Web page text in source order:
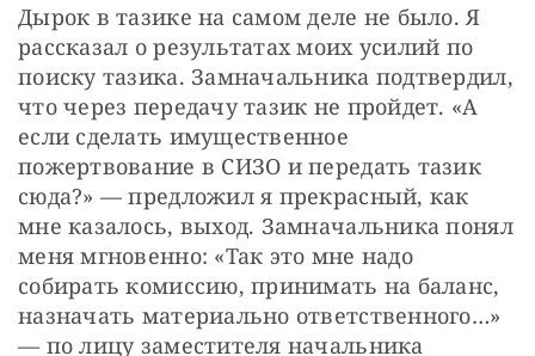
Дырок в тазике на самом деле не было. Я
рассказал о результатах моих усилий по
поиску тазика. Замначальника подтвердил,
что через передачу тазик не пройдет. «А
если сделать имущественное
пожертвование в СИЗО и передать тазик
сюда?» — предложил я прекрасный, как
мне казалось, выход. Замначальника понял
меня мгновенно: «Так это мне надо
собирать комиссию, принимать на баланс,
назначать материально ответственного…»
— по лицу заместителя начальника